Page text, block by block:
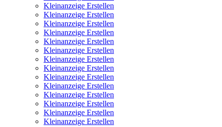
Kleinanzeige Erstellen
Kleinanzeige Erstellen
Kleinanzeige Erstellen
Kleinanzeige Erstellen
Kleinanzeige Erstellen
Kleinanzeige Erstellen
Kleinanzeige Erstellen
Kleinanzeige Erstellen
Kleinanzeige Erstellen
Kleinanzeige Erstellen
Kleinanzeige Erstellen
Kleinanzeige Erstellen
Kleinanzeige Erstellen
Kleinanzeige Erstellen